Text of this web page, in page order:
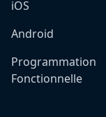
iOS
Android
Programmation
Fonctionnelle